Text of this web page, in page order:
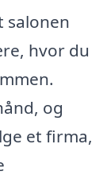
salonen
hvor du
og
et firma,